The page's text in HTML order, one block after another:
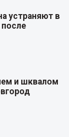
устраняют в
и шквалом